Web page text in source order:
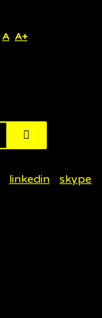
A A+
linkedin skype